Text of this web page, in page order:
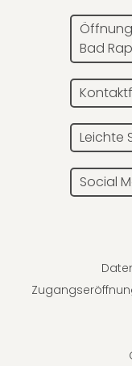
Bad
Leichte
Social